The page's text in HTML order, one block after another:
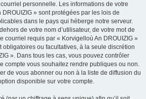
personnelle. Les informations de votre
» sont protégées par les lois de
dans le pays qui héberge notre serveur.
de votre nom d’utilisateur, de votre mot de
courriel requis par « Korvigelloù An DROUIZIG »
obligatoires ou facultatives, à la seule discrétion
». Dans tous les cas, vous pouvez contrôler
compte vous souhaitez rendre publiques ou non.
de vous abonner ou non à la liste de diffusion du
disponible sur votre compte.